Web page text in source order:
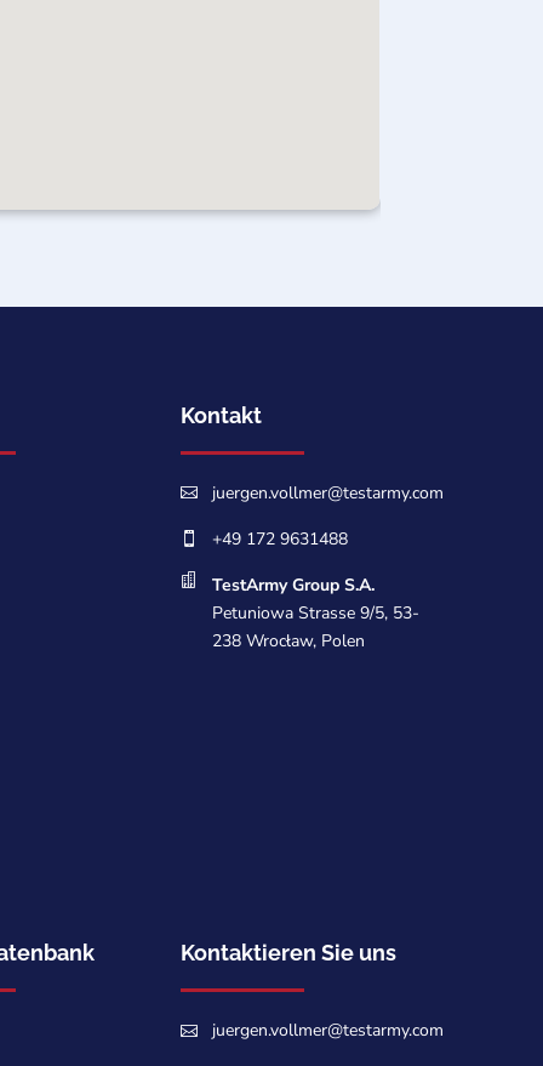
Kontakt
 juergen.vollmer@testarmy.com
 +49 172 9631488

TestArmy Group S.A.
Petuniowa Strasse 9/5, 53-
238 Wrocław, Polen
Kontaktieren Sie uns

juergen.vollmer@testarmy.com